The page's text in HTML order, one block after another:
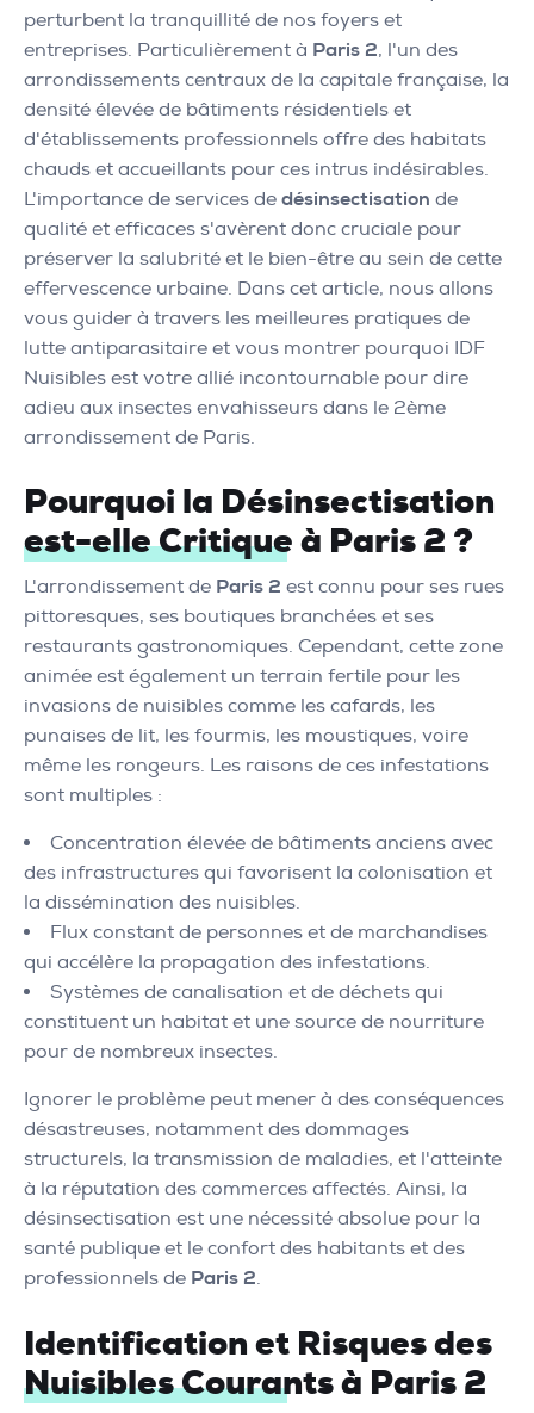
perturbent la tranquillité de nos foyers et
entreprises. Particulièrement à Paris 2, l'un des
arrondissements centraux de la capitale française, la
densité élevée de bâtiments résidentiels et
d'établissements professionnels offre des habitats
chauds et accueillants pour ces intrus indésirables.
L'importance de services de désinsectisation de
qualité et efficaces s'avèrent donc cruciale pour
préserver la salubrité et le bien-être au sein de cette
effervescence urbaine. Dans cet article, nous allons
vous guider à travers les meilleures pratiques de
lutte antiparasitaire et vous montrer pourquoi IDF
Nuisibles est votre allié incontournable pour dire
adieu aux insectes envahisseurs dans le 2ème
arrondissement de Paris.
Pourquoi la Désinsectisation
est-elle Critique à Paris 2 ?
L'arrondissement de Paris 2 est connu pour ses rues
pittoresques, ses boutiques branchées et ses
restaurants gastronomiques. Cependant, cette zone
animée est également un terrain fertile pour les
invasions de nuisibles comme les cafards, les
punaises de lit, les fourmis, les moustiques, voire
même les rongeurs. Les raisons de ces infestations
sont multiples :
Concentration élevée de bâtiments anciens avec
des infrastructures qui favorisent la colonisation et
la dissémination des nuisibles.
Flux constant de personnes et de marchandises
qui accélère la propagation des infestations.
Systèmes de canalisation et de déchets qui
constituent un habitat et une source de nourriture
pour de nombreux insectes.
Ignorer le problème peut mener à des conséquences
désastreuses, notamment des dommages
structurels, la transmission de maladies, et l'atteinte
à la réputation des commerces affectés. Ainsi, la
désinsectisation est une nécessité absolue pour la
santé publique et le confort des habitants et des
professionnels de Paris 2.
Identification et Risques des
Nuisibles Courants à Paris 2